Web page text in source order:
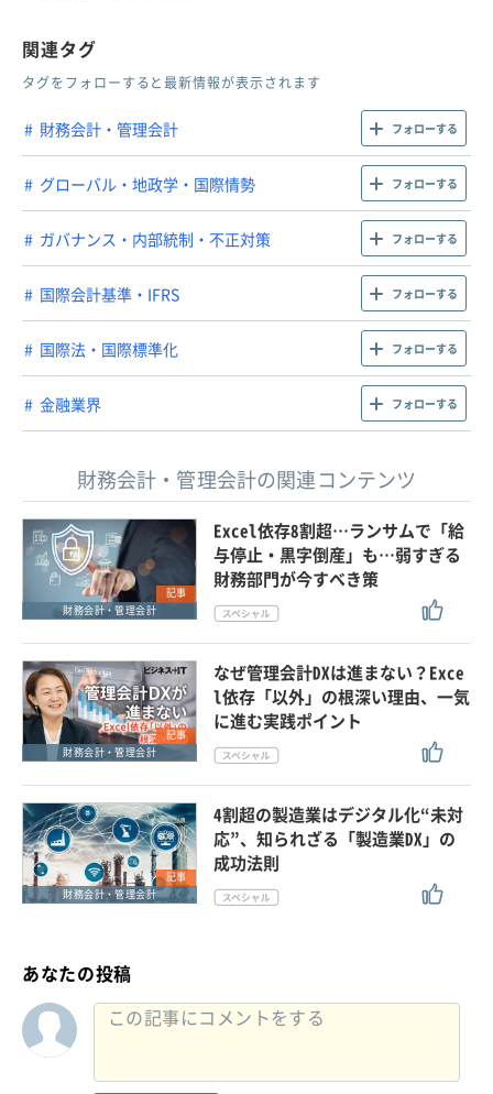
関連タグ
タグをフォローすると最新情報が表示されます
財務会計・管理会計 フォローする
グローバル・地政学・国際情勢 フォローする
ガバナンス・内部統制・不正対策 フォローする
国際会計基準・IFRS フォローする
国際法・国際標準化 フォローする
金融業界 フォローする
財務会計・管理会計の関連コンテンツ
記事
財務会計・管理会計
Excel依存8割超…ランサムで「給
与停止・黒字倒産」も…弱すぎる
財務部門が今すべき策
記事
財務会計・管理会計
なぜ管理会計DXは進まない？Exce
l依存「以外」の根深い理由、一気
に進む実践ポイント
記事
財務会計・管理会計
4割超の製造業はデジタル化“未対
応”、知られざる「製造業DX」の
成功法則
あなたの投稿